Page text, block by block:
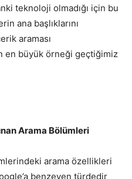
teknoloji olmadığı için bu
ana başlıklarını
araması
en büyük örneği geçtiğimiz
Arama Bölümleri
arama özellikleri
benzeyen türdedir